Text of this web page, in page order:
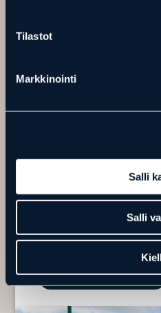
Tilastot
Markkinointi
Salli
Salli
VILLA HAVULA
alueella voi patikoida, hiihtää ja
on 1,3 km:n päässä ja Ranuanjärvi
Mökit ja huoneistot